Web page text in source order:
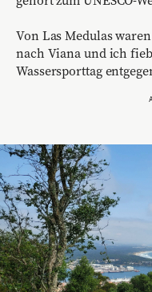
Von Las Medulas
nach Viana und ich
Wassersporttag